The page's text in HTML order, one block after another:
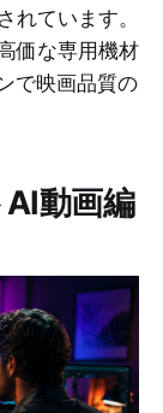
ています。
価な専用機材
で映画品質の
動画編